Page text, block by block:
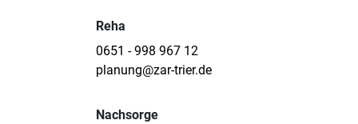
Reha
0651 - 998 967 12
planung@zar-trier.de
Nachsorge